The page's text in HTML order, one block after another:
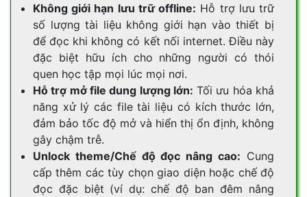
Không giới hạn lưu trữ offline: Hỗ trợ lưu trữ
số lượng tài liệu không giới hạn vào thiết bị
để đọc khi không có kết nối internet. Điều này
đặc biệt hữu ích cho những người có thói
quen học tập mọi lúc mọi nơi.
Hỗ trợ mở file dung lượng lớn: Tối ưu hóa khả
năng xử lý các file tài liệu có kích thước lớn,
đảm bảo tốc độ mở và hiển thị ổn định, không
gây chậm trễ.
Unlock theme/Chế độ đọc nâng cao: Cung
cấp thêm các tùy chọn giao diện hoặc chế độ
đọc đặc biệt (ví dụ: chế độ ban đêm nâng